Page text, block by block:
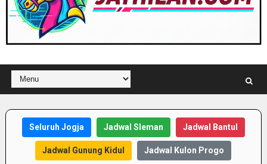
Seluruh Jogja Jadwal Sleman Jadwal Bantul
Jadwal Gunung Kidul Jadwal Kulon Progo